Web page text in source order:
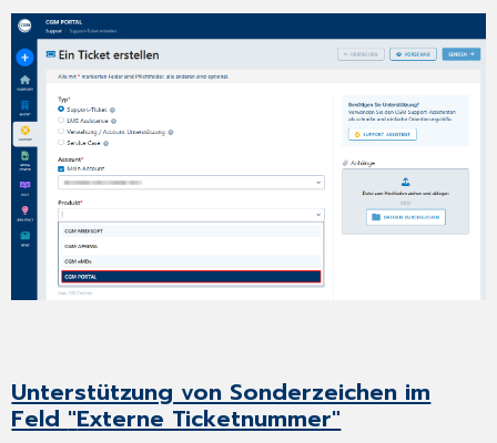
Unterstützung von Sonderzeichen im
Feld "Externe Ticketnummer"